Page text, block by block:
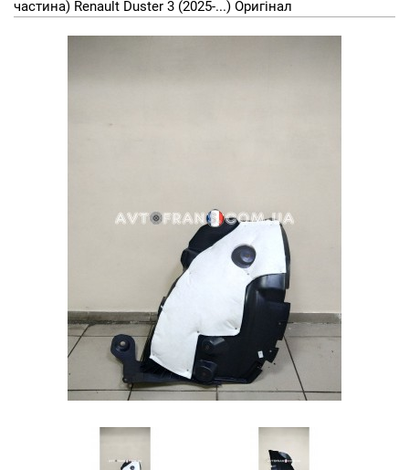
частина) Renault Duster 3 (2025-...) Оригінал